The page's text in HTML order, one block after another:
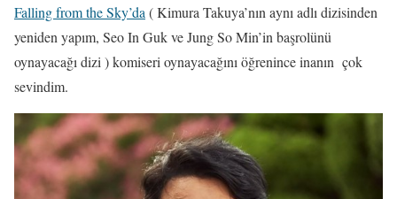
Falling from the Sky’da ( Kimura Takuya’nın aynı adlı dizisinden
yeniden yapım, Seo In Guk ve Jung So Min’in başrolünü
oynayacağı dizi ) komiseri oynayacağını öğrenince inanın çok
sevindim.